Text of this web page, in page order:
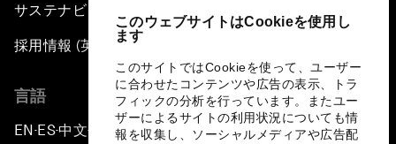
このウェブサイトはCookieを使用し
ます
このサイトではCookieを使って、ユーザー
に合わせたコンテンツや広告の表示、トラ
フィックの分析を行っています。またユー
ザーによるサイトの利用状況についても情
報を収集し、ソーシャルメディアや広告配
サステナビリティへの取り組み
採用情報 (英語のみ)
言語
EN ▪ES▪中文▪ 日本語